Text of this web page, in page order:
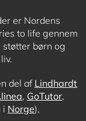
er Nordens
to life gennem
børn og
del af Lindhardt
, GoTutor,
i Norge),